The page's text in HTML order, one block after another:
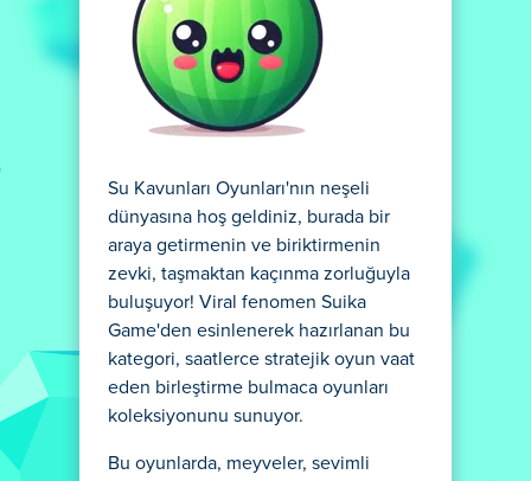
Su Kavunları Oyunları'nın neşeli
dünyasına hoş geldiniz, burada bir
araya getirmenin ve biriktirmenin
zevki, taşmaktan kaçınma zorluğuyla
buluşuyor! Viral fenomen Suika
Game'den esinlenerek hazırlanan bu
kategori, saatlerce stratejik oyun vaat
eden birleştirme bulmaca oyunları
koleksiyonunu sunuyor.
Bu oyunlarda, meyveler, sevimli